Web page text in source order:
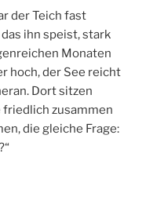
der Teich fast
ihn speist, stark
Monaten
hoch, der See reicht
Dort sitzen
friedlich zusammen
die gleiche Frage: